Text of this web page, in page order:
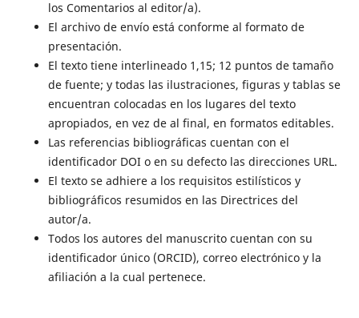
los Comentarios al editor/a).
El archivo de envío está conforme al formato de
presentación.
El texto tiene interlineado 1,15; 12 puntos de tamaño
de fuente; y todas las ilustraciones, figuras y tablas se
encuentran colocadas en los lugares del texto
apropiados, en vez de al final, en formatos editables.
Las referencias bibliográficas cuentan con el
identificador DOI o en su defecto las direcciones URL.
El texto se adhiere a los requisitos estilísticos y
bibliográficos resumidos en las Directrices del
autor/a.
Todos los autores del manuscrito cuentan con su
identificador único (ORCID), correo electrónico y la
afiliación a la cual pertenece.